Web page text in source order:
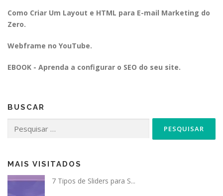
Como Criar Um Layout e HTML para E-mail Marketing do
Zero.
Webframe no YouTube.
EBOOK - Aprenda a configurar o SEO do seu site.
BUSCAR
por:
MAIS VISITADOS
7 Tipos de Sliders para S...